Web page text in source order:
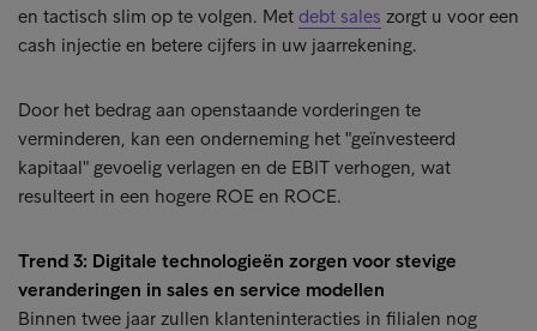
en tactisch slim op te volgen. Met debt sales zorgt u voor een
cash injectie en betere cijfers in uw jaarrekening.
Door het bedrag aan openstaande vorderingen te
verminderen, kan een onderneming het "geïnvesteerd
kapitaal" gevoelig verlagen en de EBIT verhogen, wat
resulteert in een hogere ROE en ROCE.
Trend 3: Digitale technologieën zorgen voor stevige
veranderingen in sales en service modellen
Binnen twee jaar zullen klanteninteracties in filialen nog